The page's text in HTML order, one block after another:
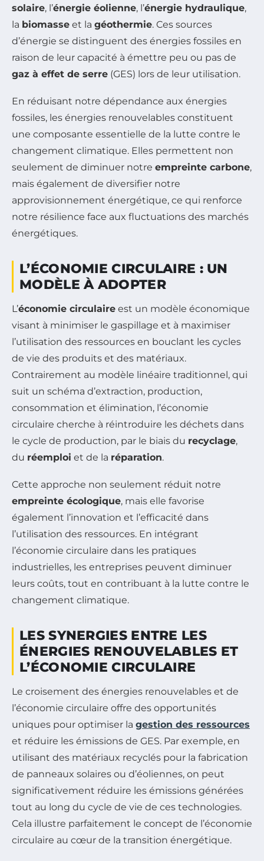
solaire, l’énergie éolienne, l’énergie hydraulique,
la biomasse et la géothermie. Ces sources
d’énergie se distinguent des énergies fossiles en
raison de leur capacité à émettre peu ou pas de
gaz à effet de serre (GES) lors de leur utilisation.
En réduisant notre dépendance aux énergies
fossiles, les énergies renouvelables constituent
une composante essentielle de la lutte contre le
changement climatique. Elles permettent non
seulement de diminuer notre empreinte carbone,
mais également de diversifier notre
approvisionnement énergétique, ce qui renforce
notre résilience face aux fluctuations des marchés
énergétiques.
L’ÉCONOMIE CIRCULAIRE : UN
MODÈLE À ADOPTER
L’économie circulaire est un modèle économique
visant à minimiser le gaspillage et à maximiser
l’utilisation des ressources en bouclant les cycles
de vie des produits et des matériaux.
Contrairement au modèle linéaire traditionnel, qui
suit un schéma d’extraction, production,
consommation et élimination, l’économie
circulaire cherche à réintroduire les déchets dans
le cycle de production, par le biais du recyclage,
du réemploi et de la réparation.
Cette approche non seulement réduit notre
empreinte écologique, mais elle favorise
également l’innovation et l’efficacité dans
l’utilisation des ressources. En intégrant
l’économie circulaire dans les pratiques
industrielles, les entreprises peuvent diminuer
leurs coûts, tout en contribuant à la lutte contre le
changement climatique.
LES SYNERGIES ENTRE LES
ÉNERGIES RENOUVELABLES ET
L’ÉCONOMIE CIRCULAIRE
Le croisement des énergies renouvelables et de
l’économie circulaire offre des opportunités
uniques pour optimiser la gestion des ressources
et réduire les émissions de GES. Par exemple, en
utilisant des matériaux recyclés pour la fabrication
de panneaux solaires ou d’éoliennes, on peut
significativement réduire les émissions générées
tout au long du cycle de vie de ces technologies.
Cela illustre parfaitement le concept de l’économie
circulaire au cœur de la transition énergétique.